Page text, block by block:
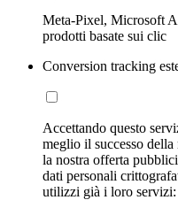
Meta-Pixel, Microsoft
prodotti basate sui clic
Conversion tracking
Accettando questo
meglio il successo
la nostra offerta
dati personali
utilizzi già i loro servizi: